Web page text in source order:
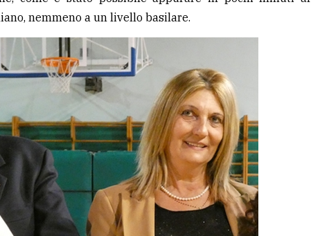
nemmeno a un livello basilare.